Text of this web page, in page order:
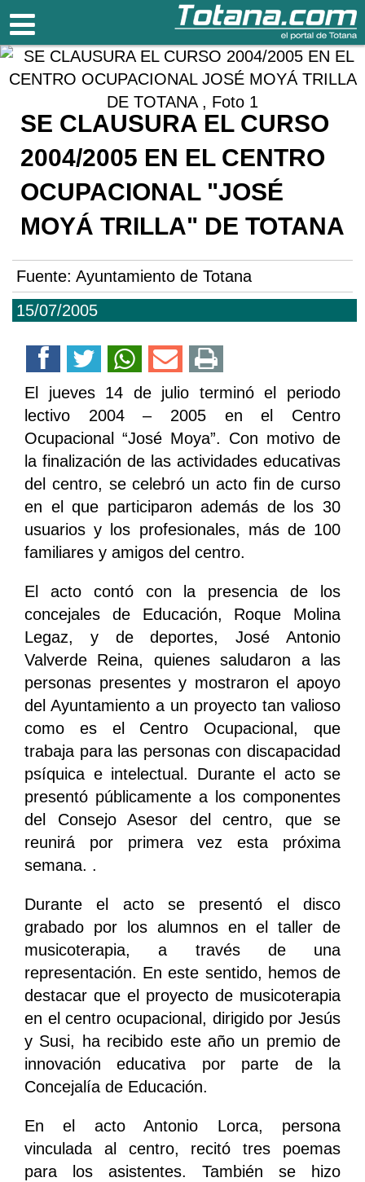
Totana.com
15/07/2005
SE CLAUSURA EL CURSO
2004/2005 EN EL CENTRO
OCUPACIONAL "JOSÉ
MOYÁ TRILLA" DE TOTANA
Fuente: Ayuntamiento de Totana
El jueves 14 de julio terminó el periodo
lectivo 2004 – 2005 en el Centro
Ocupacional “José Moya”. Con motivo de
la finalización de las actividades educativas
del centro, se celebró un acto fin de curso
en el que participaron además de los 30
usuarios y los profesionales, más de 100
familiares y amigos del centro.
El acto contó con la presencia de los
concejales de Educación, Roque Molina
Legaz, y de deportes, José Antonio
Valverde Reina, quienes saludaron a las
personas presentes y mostraron el apoyo
del Ayuntamiento a un proyecto tan valioso
como es el Centro Ocupacional, que
trabaja para las personas con discapacidad
psíquica e intelectual. Durante el acto se
presentó públicamente a los componentes
del Consejo Asesor del centro, que se
reunirá por primera vez esta próxima
semana. .
Durante el acto se presentó el disco
grabado por los alumnos en el taller de
musicoterapia, a través de una
representación. En este sentido, hemos de
destacar que el proyecto de musicoterapia
en el centro ocupacional, dirigido por Jesús
y Susi, ha recibido este año un premio de
innovación educativa por parte de la
Concejalía de Educación.
En el acto Antonio Lorca, persona
vinculada al centro, recitó tres poemas
para los asistentes. También se hizo